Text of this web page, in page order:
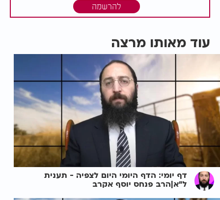
להרשמה
עוד מאותו מרצה
דף יומי: הדף היומי היום לצפיה - תענית
ל"א|הרב פנחס יוסף אקרב